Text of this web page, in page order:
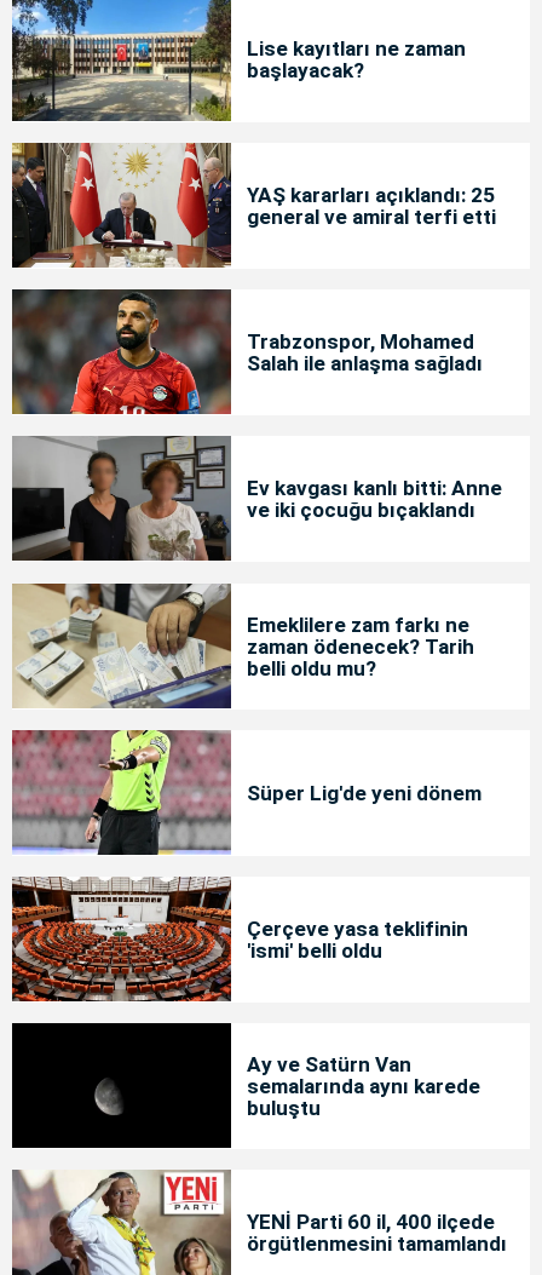
Lise kayıtları ne zaman
başlayacak?
YAŞ kararları açıklandı: 25
general ve amiral terfi etti
Trabzonspor, Mohamed
Salah ile anlaşma sağladı
Ev kavgası kanlı bitti: Anne
ve iki çocuğu bıçaklandı
Emeklilere zam farkı ne
zaman ödenecek? Tarih
belli oldu mu?
Süper Lig'de yeni dönem
Çerçeve yasa teklifinin
'ismi' belli oldu
Ay ve Satürn Van
semalarında aynı karede
buluştu
YENİ Parti 60 il, 400 ilçede
örgütlenmesini tamamlandı